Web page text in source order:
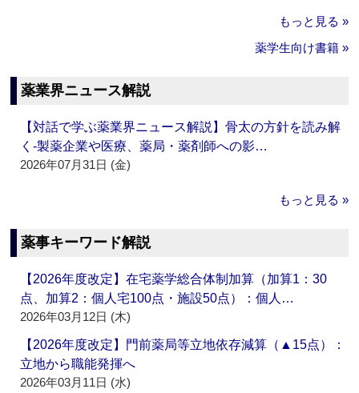
もっと見る »
薬学生向け書籍 »
薬業界ニュース解説
【対話で学ぶ薬業界ニュース解説】骨太の方針を読み解
く‐製薬企業や医療、薬局・薬剤師への影…
2026年07月31日 (金)
もっと見る »
薬事キーワード解説
【2026年度改定】在宅薬学総合体制加算（加算1：30
点、加算2：個人宅100点・施設50点）：個人…
2026年03月12日 (木)
【2026年度改定】門前薬局等立地依存減算（▲15点）：
立地から職能発揮へ
2026年03月11日 (水)